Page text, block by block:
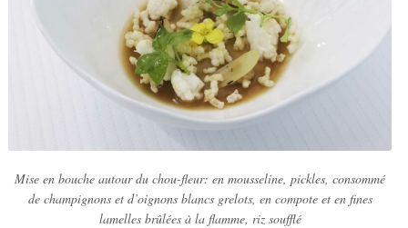
Mise en bouche autour du chou-fleur: en mousseline, pickles, consommé
de champignons et d’oignons blancs grelots, en compote et en fines
lamelles brûlées à la flamme, riz soufflé